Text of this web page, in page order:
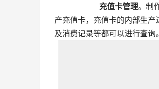
充值卡管理。制
产充值卡，充值卡的内部生
及消费记录等都可以进行查询。